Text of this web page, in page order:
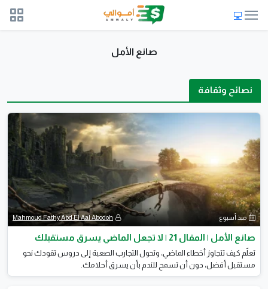
صانع الأمل
نصائح وثقافة
منذ أسبوع Mahmoud Fathy Abd El Aal Abodoh
صانع الأمل | المقال 21 | لا تجعل الماضي يسرق مستقبلك
تعلّم كيف تتجاوز أخطاء الماضي، وتحول التجارب الصعبة إلى دروس تقودك نحو
مستقبل أفضل، دون أن تسمح للندم بأن يسرق أحلامك.